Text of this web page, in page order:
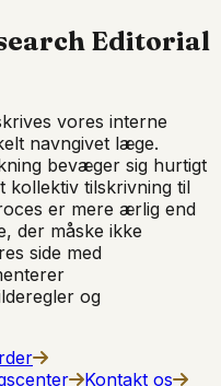
Editorial
vores interne
navngivet læge.
bevæger sig hurtigt
kollektiv tilskrivning til
er mere ærlig end
der måske ikke
side med
og
Kontakt os